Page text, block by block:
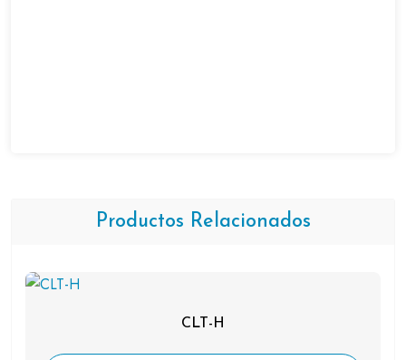
Productos Relacionados
CLT-H